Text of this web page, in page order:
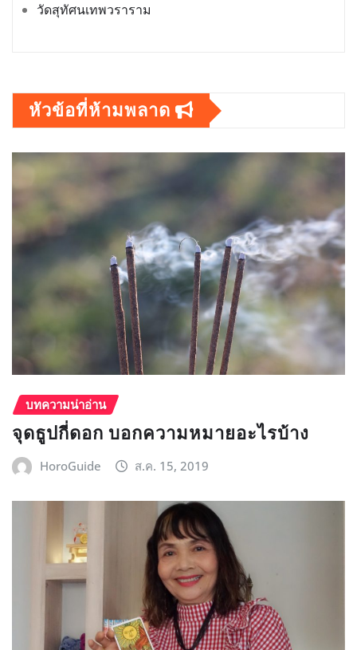
วัดสุทัศนเทพวราราม
หัวข้อที่ห้ามพลาด
บทความน่าอ่าน
จุดธูปกี่ดอก บอกความหมายอะไรบ้าง
HoroGuide ส.ค. 15, 2019